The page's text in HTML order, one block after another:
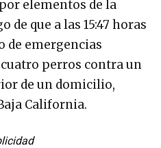
elementos de la
que a las 15:47 horas
de emergencias
perros contra un
de un domicilio,
California.